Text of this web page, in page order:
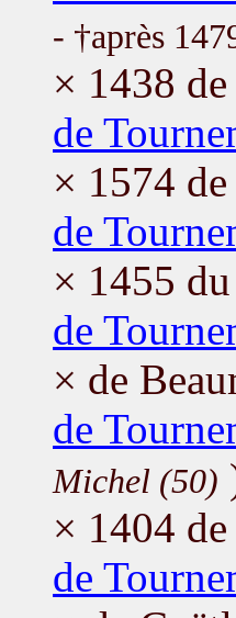
- †après
× 1438
de
× 1574
de
× 1455
de
× de
de
Michel (50)
× 1404 de
de